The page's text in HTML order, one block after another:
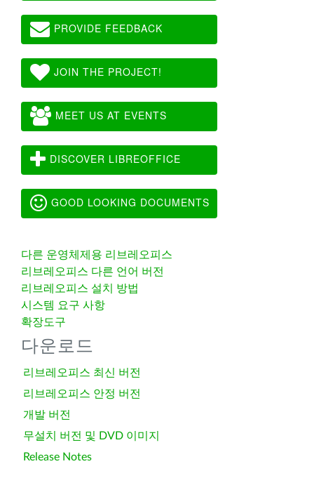
PROVIDE FEEDBACK
JOIN THE PROJECT!
MEET US AT EVENTS
DISCOVER LIBREOFFICE
GOOD LOOKING DOCUMENTS
다른 운영체제용 리브레오피스
리브레오피스 다른 언어 버전
리브레오피스 설치 방법
시스템 요구 사항
확장도구
다운로드
리브레오피스 최신 버전
리브레오피스 안정 버전
개발 버전
무설치 버전 및 DVD 이미지
Release Notes